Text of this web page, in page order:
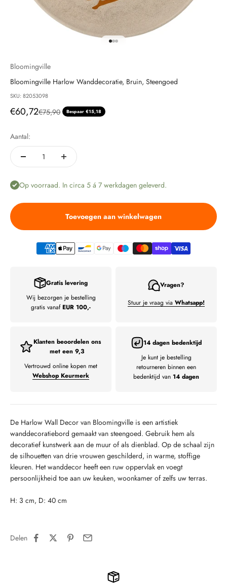
Bloomingville
Bloomingville Harlow Wanddecoratie, Bruin, Steengoed
SKU: 82053098
Aanbiedingsprijs
€60,72Normale prijs
€75,90 Bespaar €15,18
Aantal:
Op voorraad. In circa 5 á 7 werkdagen geleverd.
Toevoegen aan winkelwagen
Gratis levering
Wij bezorgen je bestelling
gratis vanafEUR 100,-
Vragen?
Stuur je vraag via Whatsapp!
Klanten beoordelen ons
met een 9,3
Vertrouwd online kopen met
Webshop Keurmerk
14 dagen bedenktijd
Je kunt je bestelling
retourneren binnen een
bedenktijd van 14 dagen
De Harlow Wall Decor van Bloomingville is een artistiek
wanddecoratiebord gemaakt van steengoed. Gebruik hem als
decoratief kunstwerk aan de muur of als dienblad. Op de schaal zijn
de silhouetten van drie vrouwen geschilderd, in warme, stoffige
kleuren. Het wanddecor heeft een ruw oppervlak en voegt
persoonlijkheid toe aan uw keuken, woonkamer of zelfs uw terras.
H: 3 cm, D: 40 cm
Delen